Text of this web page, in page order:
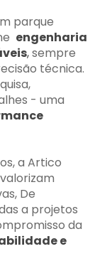
parque
engenharia
,sempre
técnica.
- uma
a Artico
De
a projetos
da
e